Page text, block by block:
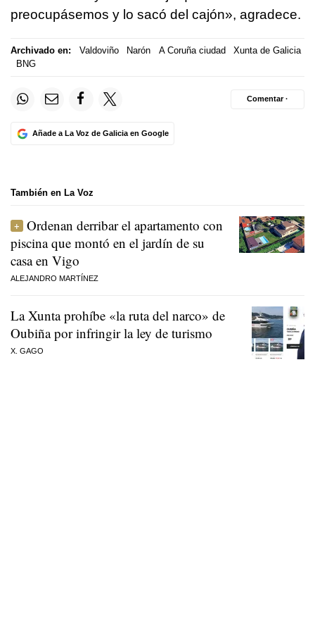
preocupásemos y lo sacó del cajón», agradece.
Archivado en: Valdoviño Narón A Coruña ciudad
Xunta de Galicia
BNG
Añade a La Voz de Galicia en Google
Comentar ·
También en La Voz
Ordenan derribar el apartamento con
piscina que montó en el jardín de su
casa en Vigo
ALEJANDRO MARTÍNEZ
La Xunta prohíbe «la ruta del narco» de
Oubiña por infringir la ley de turismo
X. GAGO